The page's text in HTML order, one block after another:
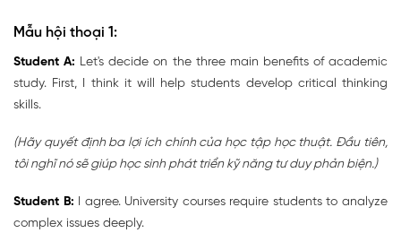
Mẫu hội thoại 1:
Student A: Let's decide on the three main benefits of academic
study. First, I think it will help students develop critical thinking
skills.
(Hãy quyết định ba lợi ích chính của học tập học thuật. Đầu tiên,
tôi nghĩ nó sẽ giúp học sinh phát triển kỹ năng tư duy phản biện.)
Student B: I agree. University courses require students to analyze
complex issues deeply.